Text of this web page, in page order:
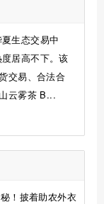
生态交易中
居高不下。该
交易、合法合
云雾茶 B...
！披着助农外衣